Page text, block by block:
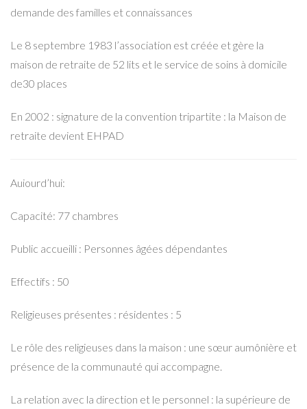
demande des familles et connaissances
Le 8 septembre 1983 l’association est créée et gère la
maison de retraite de 52 lits et le service de soins à domicile
de30 places
En 2002 : signature de la convention tripartite : la Maison de
retraite devient EHPAD
Auiourd’hui:
Capacité: 77 chambres
Public accueilli : Personnes âgées dépendantes
Effectifs : 50
Religieuses présentes : résidentes : 5
Le rôle des religieuses dans la maison : une sœur aumônière et
présence de la communauté qui accompagne.
La relation avec la direction et le personnel : la supérieure de